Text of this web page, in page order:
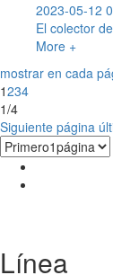
2023-05-12
El colector
More +
mostrar en cada
1234
1/4
Siguiente página
Línea